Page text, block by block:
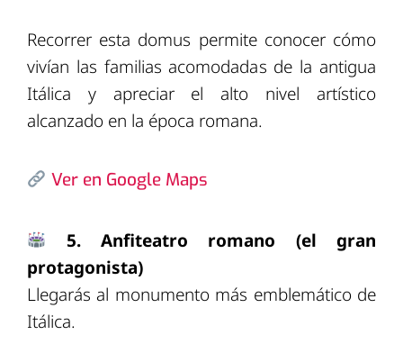
Recorrer esta domus permite conocer cómo
vivían las familias acomodadas de la antigua
Itálica y apreciar el alto nivel artístico
alcanzado en la época romana.
Ver en Google Maps
5. Anfiteatro romano (el gran
protagonista)
Llegarás al monumento más emblemático de
Itálica.